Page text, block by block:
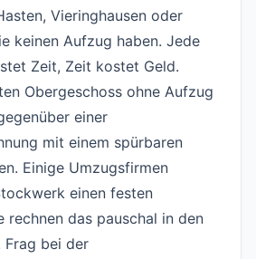
Vieringhausen oder
keinen Aufzug haben. Jede
Zeit, Zeit kostet Geld.
Obergeschoss ohne Aufzug
einer
mit einem spürbaren
Einige Umzugsfirmen
einen festen
rechnen das pauschal in den
Frag bei der